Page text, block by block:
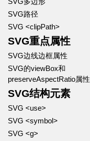
SVG路径
SVG <clipPath>
SVG重点属性
SVG边线边框属性
SVG的viewBox和
preserveAspectRatio属性
SVG结构元素
SVG <use>
SVG <symbol>
SVG <g>